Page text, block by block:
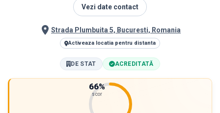
Vezi date contact
Strada Plumbuita 5, Bucuresti, Romania
Activeaza locatia pentru distanta
DE STAT ACREDITATĂ
66%
scor